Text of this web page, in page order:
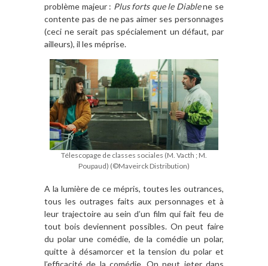
problème majeur : Plus forts que le Diablene se
contente pas de ne pas aimer ses personnages
(ceci ne serait pas spécialement un défaut, par
ailleurs), il les méprise.
Télescopage de classes sociales (M. Vacth ; M.
Poupaud) (©Maveirck Distribution)
A la lumière de ce mépris, toutes les outrances,
tous les outrages faits aux personnages et à
leur trajectoire au sein d’un film qui fait feu de
tout bois deviennent possibles. On peut faire
du polar une comédie, de la comédie un polar,
quitte à désamorcer et la tension du polar et
l’efficacité de la comédie. On peut jeter dans